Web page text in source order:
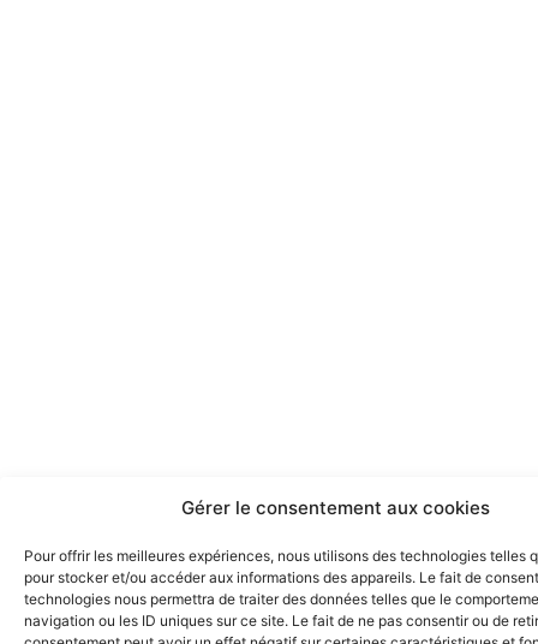
Gérer le consentement aux cookies
Pour offrir les meilleures expériences, nous utilisons des technologies telles
pour stocker et/ou accéder aux informations des appareils. Le fait de
technologies nous permettra de traiter des données telles que le
navigation ou les ID uniques sur ce site. Le fait de ne pas consentir ou de